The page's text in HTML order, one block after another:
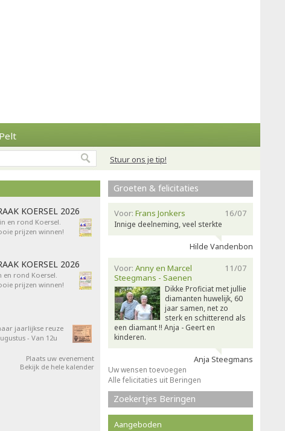
Pelt
Stuur ons je tip!
KOERSEL 2026
en rond Koersel.
prijzen winnen!
KOERSEL 2026
en rond Koersel.
prijzen winnen!
jaarlijkse reuze
- Van 12u
Plaats uw evenement
Bekijk de hele kalender
Groeten & felicitaties
16/07
Voor: Frans Jonkers
Innige deelneming, veel sterkte
Hilde Vandenbon
11/07
Voor: Anny en Marcel
Steegmans - Saenen
Dikke Proficiat met jullie
diamanten huwelijk, 60
jaar samen, net zo
sterk en schitterend als
een diamant !! Anja - Geert en
kinderen.
Anja Steegmans
Uw wensen toevoegen
Alle felicitaties uit Beringen
Zoekertjes Beringen
Aangeboden